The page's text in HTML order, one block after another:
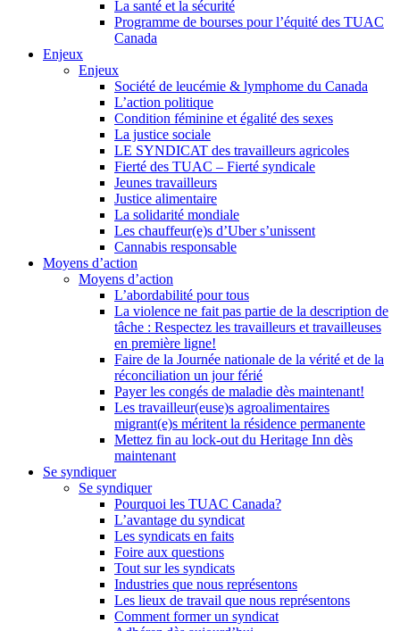
La santé et la sécurité
Programme de bourses pour l’équité des TUAC
Canada
Enjeux
Enjeux
Société de leucémie & lymphome du Canada
L’action politique
Condition féminine et égalité des sexes
La justice sociale
LE SYNDICAT des travailleurs agricoles
Fierté des TUAC – Fierté syndicale
Jeunes travailleurs
Justice alimentaire
La solidarité mondiale
Les chauffeur(e)s d’Uber s’unissent
Cannabis responsable
Moyens d’action
Moyens d’action
L’abordabilité pour tous
La violence ne fait pas partie de la description de
tâche : Respectez les travailleurs et travailleuses
en première ligne!
Faire de la Journée nationale de la vérité et de la
réconciliation un jour férié
Payer les congés de maladie dès maintenant!
Les travailleur(euse)s agroalimentaires
migrant(e)s méritent la résidence permanente
Mettez fin au lock-out du Heritage Inn dès
maintenant
Se syndiquer
Se syndiquer
Pourquoi les TUAC Canada?
L’avantage du syndicat
Les syndicats en faits
Foire aux questions
Tout sur les syndicats
Industries que nous représentons
Les lieux de travail que nous représentons
Comment former un syndicat